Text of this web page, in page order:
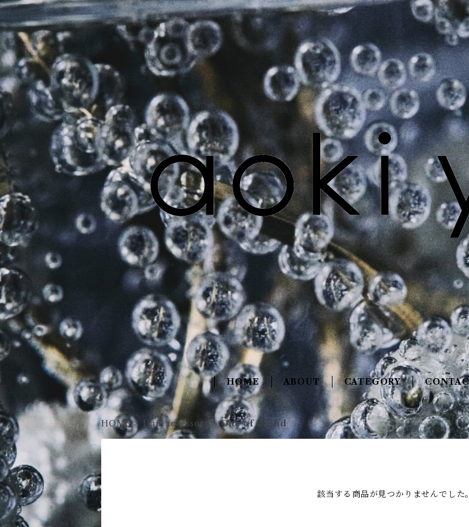
HOME ABOUT CATEGORY
HOME Hair accessory One of a kind
該当する商品が見つかりませんでした。